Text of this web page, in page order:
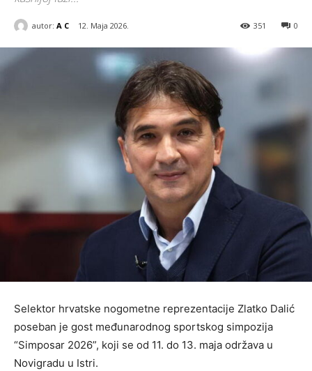
autor: A C 12. Maja 2026. 0
351
Selektor hrvatske nogometne reprezentacije Zlatko Dalić
poseban je gost međunarodnog sportskog simpozija
“Simposar 2026”, koji se od 11. do 13. maja održava u
Novigradu u Istri.